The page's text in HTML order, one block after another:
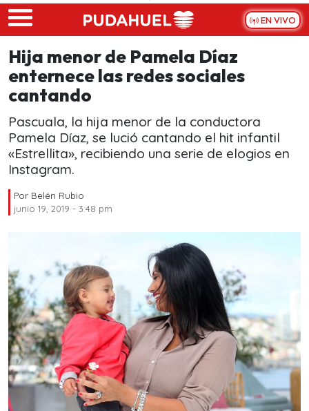
Skip to main content
EN VIVO
Hija menor de Pamela Díaz
enternece las redes sociales
cantando
Pascuala, la hija menor de la conductora
Pamela Díaz, se lució cantando el hit infantil
«Estrellita», recibiendo una serie de elogios en
Instagram.
Por Belén Rubio
junio 19, 2019 - 3:48 pm